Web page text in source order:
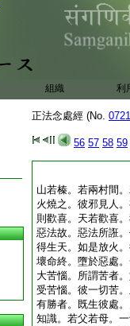
組織 利
正法念處經 (No.
56 57 58 59
山若榛。若兩村間
火燒之。彼邪見人
則歡喜。天若歡喜
惡法故。惡法所誑
得生天。如是放火
壞命終。墮於惡處
大苦惱。所謂苦者
受苦惱。彼一切苦
有勝者。既生彼處
知識。若父若母。